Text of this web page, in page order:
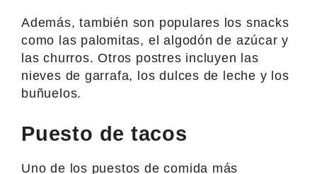
Además, también son populares los snacks
como las palomitas, el algodón de azúcar y
las churros. Otros postres incluyen las
nieves de garrafa, los dulces de leche y los
buñuelos.
Puesto de tacos
Uno de los puestos de comida más